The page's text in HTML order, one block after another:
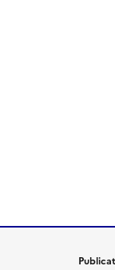
emaille lien de la